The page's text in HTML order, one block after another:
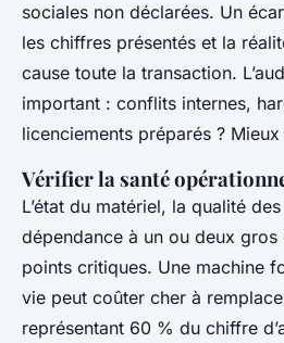
sociales non déclarées. Un
les chiffres présentés et la
cause toute la transaction.
important : conflits internes,
licenciements préparés ?
Vérifier la santé
L’état du matériel, la qualité
dépendance à un ou deux
points critiques. Une machine
vie peut coûter cher à
représentant 60 % du chiffre